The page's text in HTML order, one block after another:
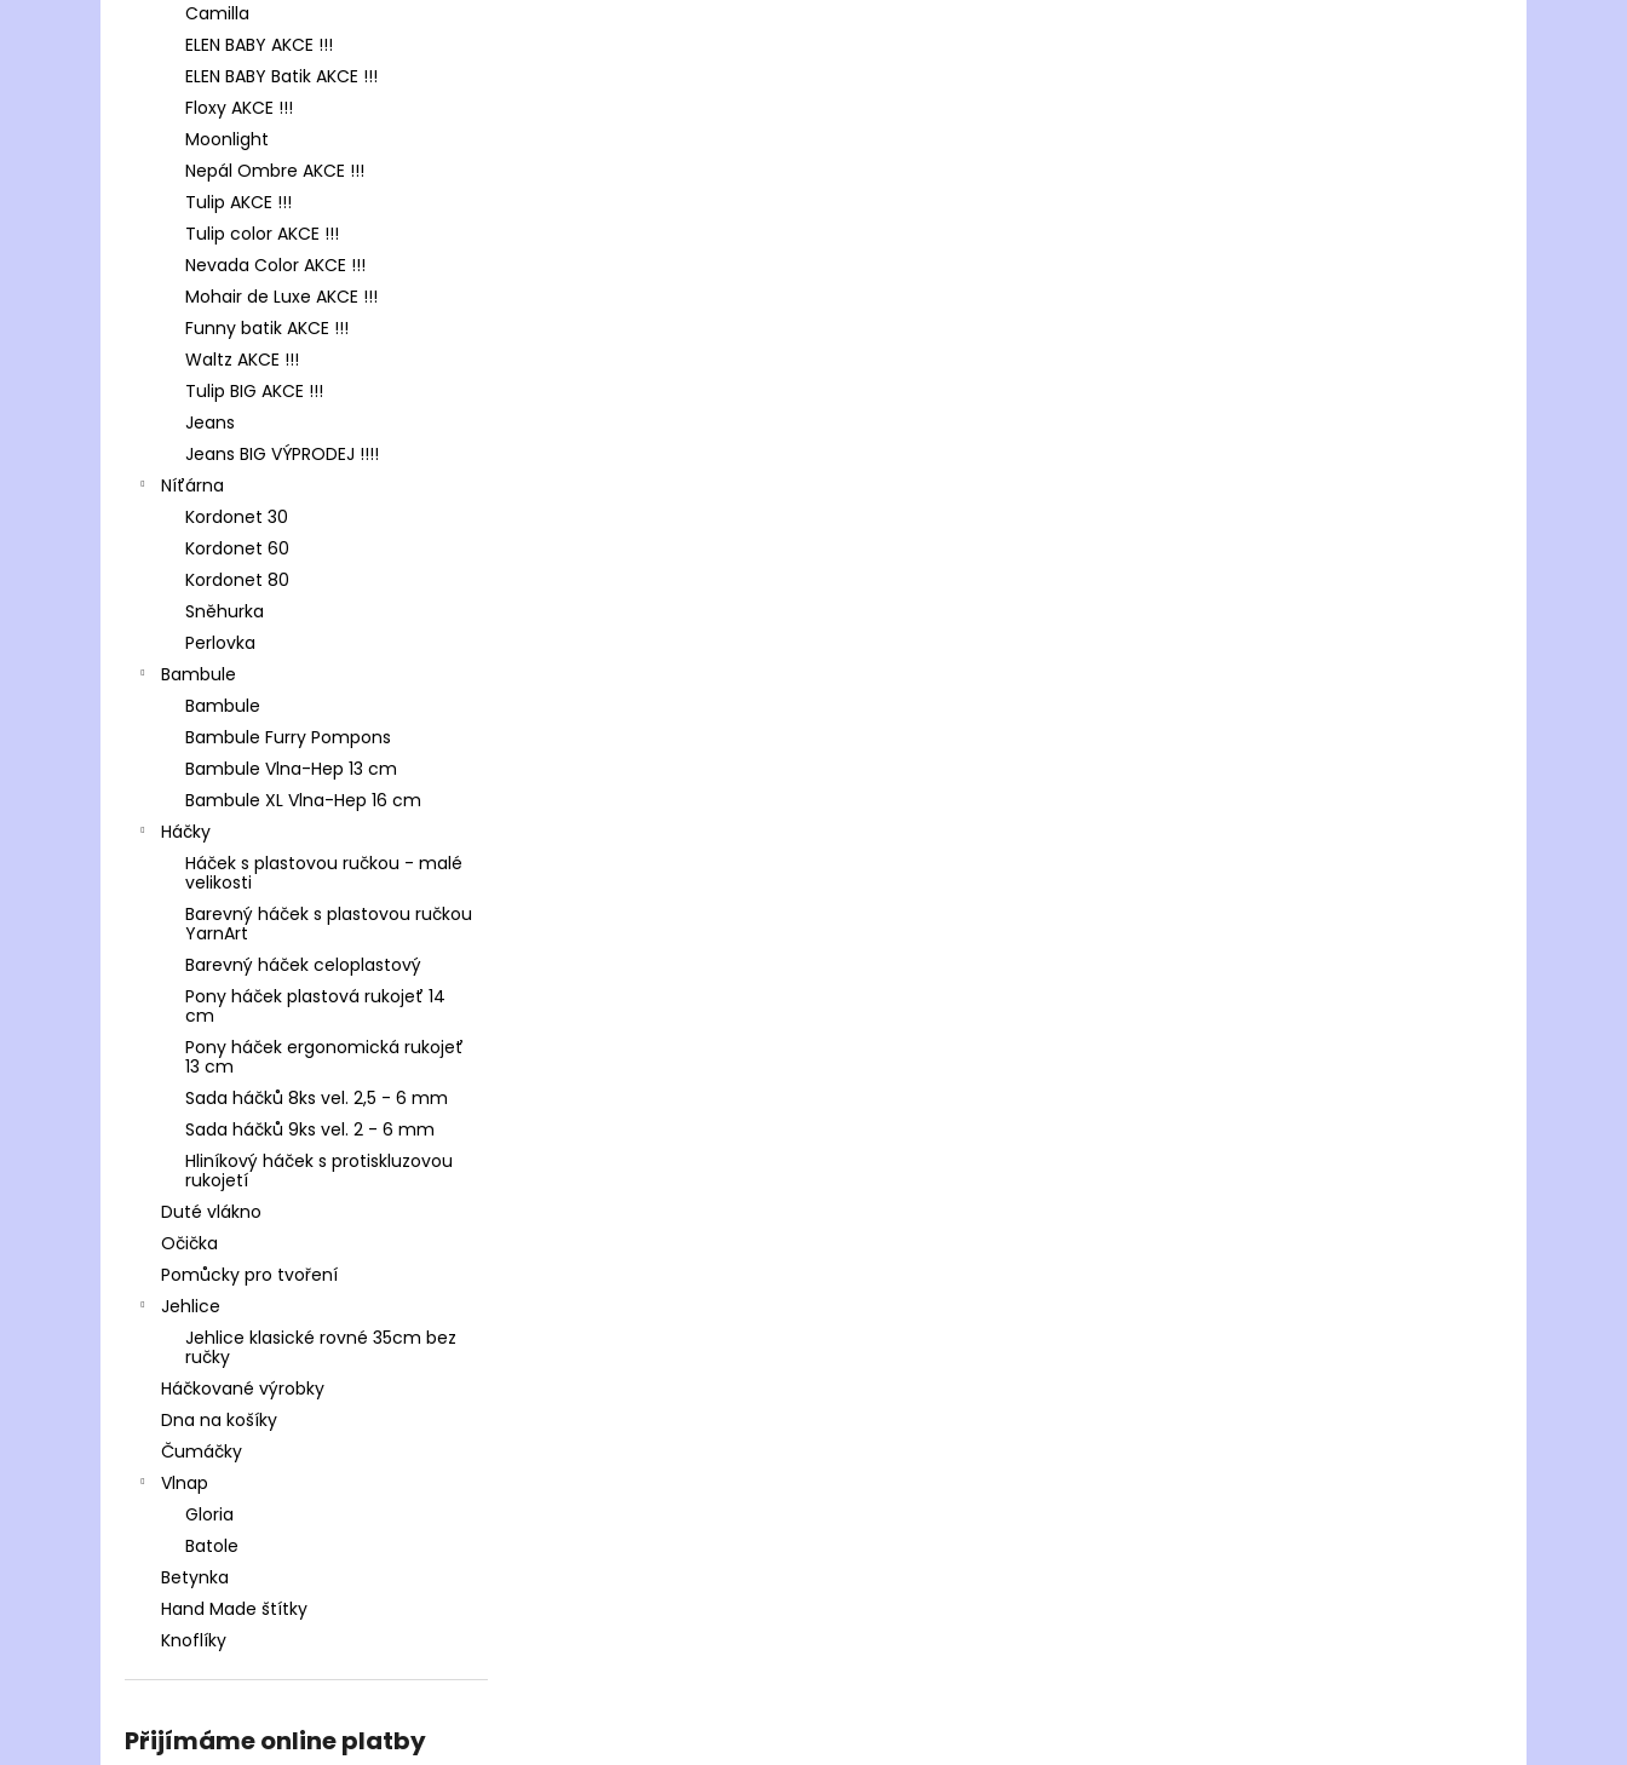
Camilla
ELEN BABY AKCE !!!
ELEN BABY Batik AKCE !!!
Floxy AKCE !!!
Moonlight
Nepál Ombre AKCE !!!
Tulip AKCE !!!
Tulip color AKCE !!!
Nevada Color AKCE !!!
Mohair de Luxe AKCE !!!
Funny batik AKCE !!!
Waltz AKCE !!!
Tulip BIG AKCE !!!
Jeans
Jeans BIG VÝPRODEJ !!!!
Níťárna
Kordonet 30
Kordonet 60
Kordonet 80
Sněhurka
Perlovka
Bambule
Bambule
Bambule Furry Pompons
Bambule Vlna-Hep 13 cm
Bambule XL Vlna-Hep 16 cm
Háčky
Háček s plastovou ručkou - malé
velikosti
Barevný háček s plastovou ručkou
YarnArt
Barevný háček celoplastový
Pony háček plastová rukojeť 14
cm
Pony háček ergonomická rukojeť
13 cm
Sada háčků 8ks vel. 2,5 - 6 mm
Sada háčků 9ks vel. 2 - 6 mm
Hliníkový háček s protiskluzovou
rukojetí
Duté vlákno
Očička
Pomůcky pro tvoření
Jehlice
Jehlice klasické rovné 35cm bez
ručky
Háčkované výrobky
Dna na košíky
Čumáčky
Vlnap
Gloria
Batole
Betynka
Hand Made štítky
Knoflíky
Přijímáme online platby